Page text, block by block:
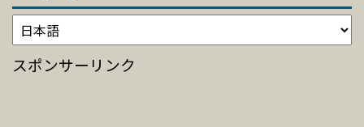
スポンサーリンク